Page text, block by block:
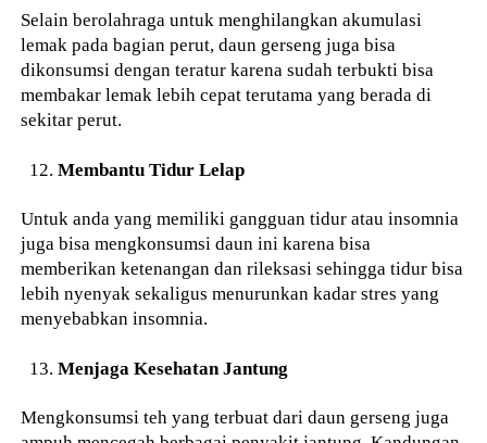
Selain berolahraga untuk menghilangkan akumulasi
lemak pada bagian perut, daun gerseng juga bisa
dikonsumsi dengan teratur karena sudah terbukti bisa
membakar lemak lebih cepat terutama yang berada di
sekitar perut.
Membantu Tidur Lelap
Untuk anda yang memiliki gangguan tidur atau insomnia
juga bisa mengkonsumsi daun ini karena bisa
memberikan ketenangan dan rileksasi sehingga tidur bisa
lebih nyenyak sekaligus menurunkan kadar stres yang
menyebabkan insomnia.
Menjaga Kesehatan Jantung
Mengkonsumsi teh yang terbuat dari daun gerseng juga